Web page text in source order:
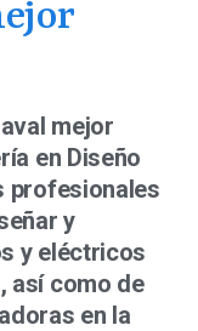
mejor
en Diseño
profesionales
y
y eléctricos
así como de
en la